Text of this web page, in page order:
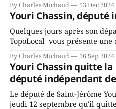
fait l’annonce en s’adressant
rassemblés en soirée pour
By Charles Michaud 13 Dec 2024
Youri Chassin, député
Quelques jours après son
TopoLocal vous présente une
depuis longtemps? Sera-t-il
ans? Joindrait-il un autre
conservateurs d’Éric
By Charles Michaud 16 Sep 2024
Youri Chassin quitte la
député indépendant
Le député de Saint-Jérôme
jeudi 12 septembre qu'il